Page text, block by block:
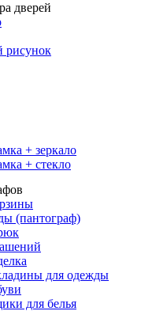
дверей
рисунок
+ зеркало
+ стекло
(пантограф)
для одежды
для белья